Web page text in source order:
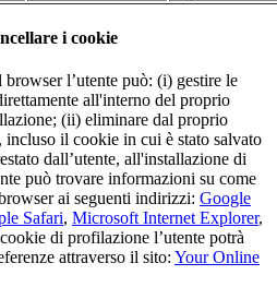
i cookie
l’utente può: (i) gestire le
all'interno del proprio
(ii) eliminare dal proprio
il cookie in cui è stato salvato
dall’utente, all'installazione di
può trovare informazioni su come
ai seguenti indirizzi: Google
Safari, Microsoft Internet Explorer,
di profilazione l’utente potrà
attraverso il sito: Your Online